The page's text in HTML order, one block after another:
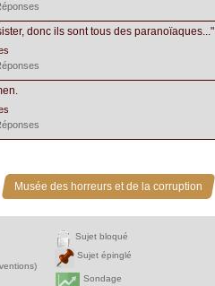
donc ils sont tous des paranoïaques..."
Musée des horreurs et de la corruption »
Sujet bloqué
Sujet épinglé
Sondage